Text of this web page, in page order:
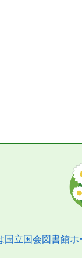
国立国会図書館ホ